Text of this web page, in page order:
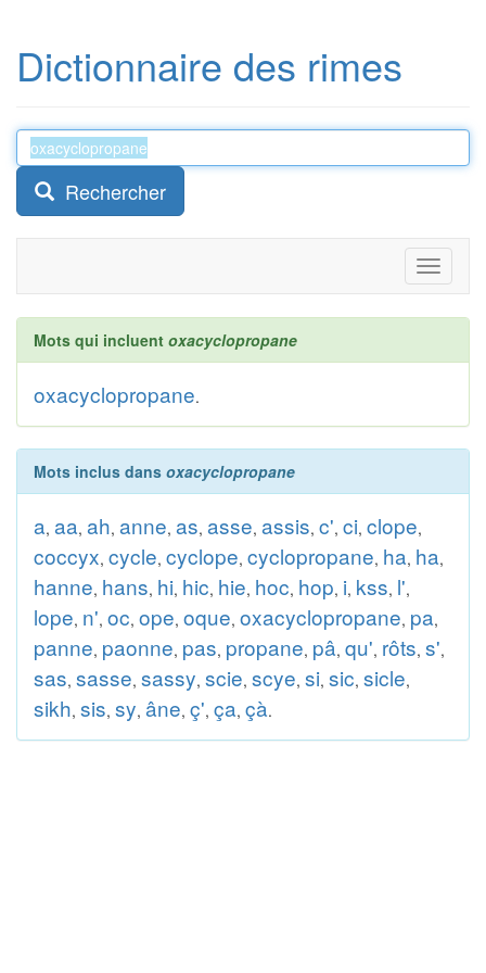
Dictionnaire des rimes
Rechercher
Toggle
Mots qui incluent oxacyclopropane
oxacyclopropane.
Mots inclus dans oxacyclopropane
a, aa, ah, anne, as, asse, assis, c', ci, clope,
coccyx, cycle, cyclope, cyclopropane, ha, ha,
hanne, hans, hi, hic, hie, hoc, hop, i, kss, l',
lope, n', oc, ope, oque, oxacyclopropane, pa,
panne, paonne, pas, propane, pâ, qu', rôts, s',
sas, sasse, sassy, scie, scye, si, sic, sicle,
sikh, sis, sy, âne, ç', ça, çà.